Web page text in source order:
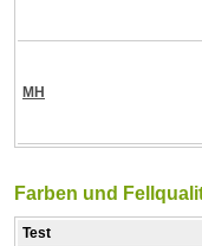
MH
Farben und
Test